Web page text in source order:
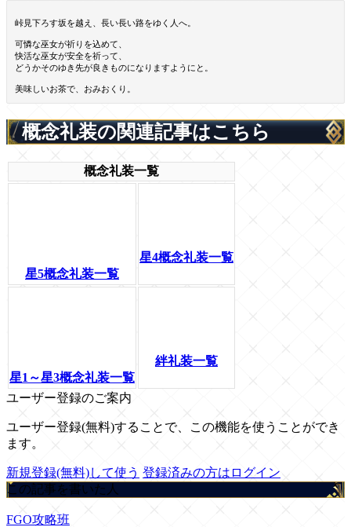
峠見下ろす坂を越え、長い長い路をゆく人へ。
可憐な巫女が祈りを込めて、
快活な巫女が安全を祈って、
どうかそのゆき先が良きものになりますようにと。
美味しいお茶で、おみおくり。
概念礼装の関連記事はこちら
概念礼装一覧
星5概念礼装一覧
星4概念礼装一覧
星1～星3概念礼装一覧
絆礼装一覧
ユーザー登録のご案内
ユーザー登録(無料)することで、この機能を使うことができ
ます。
新規登録(無料)して使う 登録済みの方はログイン
この記事を書いた人
FGO攻略班